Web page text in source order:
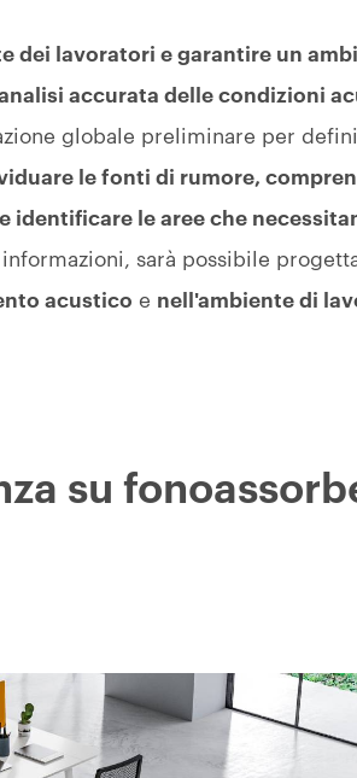
dei lavoratori e garantire un
accurata delle condizioni
globale preliminare per
le fonti di rumore,
identificare le aree che
sarà possibile
acustico e nell'ambiente di
su